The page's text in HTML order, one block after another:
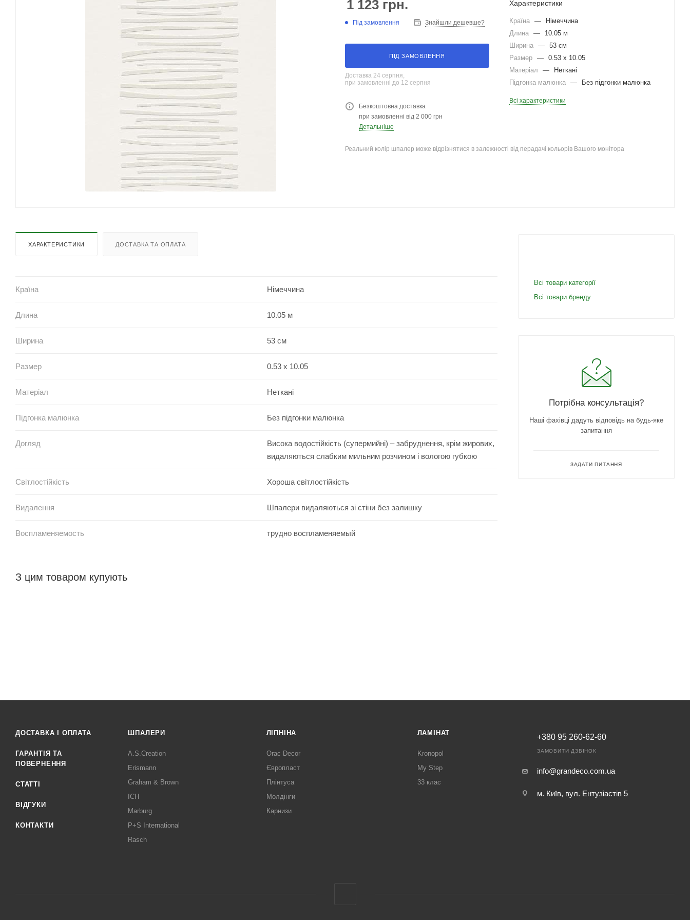
1 123 грн.
Під замовлення Знайшли дешевше?
ПІД ЗАМОВЛЕННЯ
Доставка 24 серпня,
при замовленні до 12 серпня
Безкоштовна доставка
при замовленні від 2 000 грн
Детальніше
Характеристики
Країна —
Німеччина
Длина —
10.05 м
Ширина — 53 см
Размер — 0.53 x 10.05
Матеріал
—
Неткані
Підгонка малюнка — Без підгонки малюнка
Всі характеристики
Реальний колір шпалер може відрізнятися в залежності від перадачі кольорів Вашого монітора
ХАРАКТЕРИСТИКИ ДОСТАВКА ТА ОПЛАТА
Країна Німеччина
Длина 10.05 м
Ширина 53 см
Размер 0.53 x 10.05
Матеріал Неткані
Підгонка малюнка Без підгонки малюнка
Догляд
Висока водостійкість (супермийні) – забруднення, крім жирових,
видаляються слабким мильним розчином і вологою губкою
Світлостійкість Хороша світлостійкість
Видалення Шпалери видаляються зі стіни без залишку
Воспламеняемость трудно воспламеняемый
З цим товаром купують
Всі товари категорії
Всі товари бренду
Потрібна консультація?
Наші фахівці дадуть відповідь на будь-яке
запитання
ЗАДАТИ ПИТАННЯ
ДОСТАВКА І ОПЛАТА
ГАРАНТІЯ ТА
ПОВЕРНЕННЯ
СТАТТІ
ВІДГУКИ
КОНТАКТИ
ШПАЛЕРИ
A.S.Creation
Erismann
Graham & Brown
ICH
Marburg
P+S International
Rasch
ЛІПНІНА
Orac Decor
Європласт
Плінтуса
Молдінги
Карнизи
ЛАМІНАТ
Kronopol
My Step
33 клас
+380 95 260-62-60
ЗАМОВИТИ ДЗВІНОК
info@grandeco.com.ua
м. Київ, вул. Ентузіастів 5